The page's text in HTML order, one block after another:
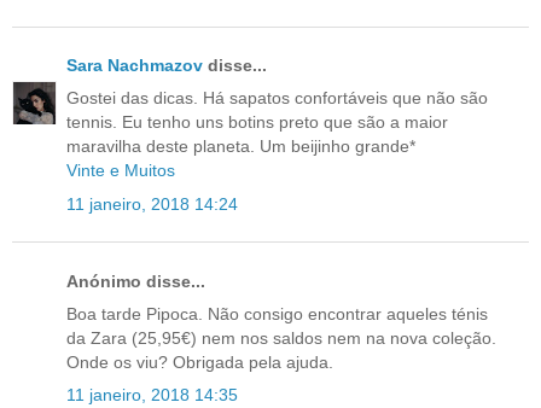
Sara Nachmazov disse...
Gostei das dicas. Há sapatos confortáveis que não são
tennis. Eu tenho uns botins preto que são a maior
maravilha deste planeta. Um beijinho grande*
Vinte e Muitos
11 janeiro, 2018 14:24
Anónimo disse...
Boa tarde Pipoca. Não consigo encontrar aqueles ténis
da Zara (25,95€) nem nos saldos nem na nova coleção.
Onde os viu? Obrigada pela ajuda.
11 janeiro, 2018 14:35